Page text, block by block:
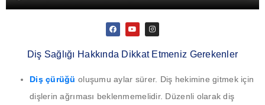
Diş Sağlığı Hakkında Dikkat Etmeniz Gerekenler
Diş çürüğü oluşumu aylar sürer. Diş hekimine gitmek için
dişlerin ağrıması beklenmemelidir. Düzenli olarak diş